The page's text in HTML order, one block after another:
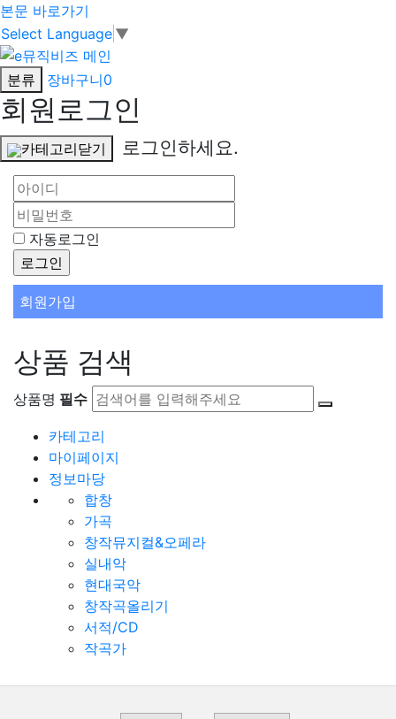
본문 바로가기
Select Language ▼
분류 장바구니0
회원로그인
카테고리닫기 로그인하세요.
자동로그인
회원가입
상품 검색
상품명 필수
카테고리
마이페이지
정보마당
합창
가곡
창작뮤지컬&오페라
실내악
현대국악
창작곡올리기
서적/CD
작곡가